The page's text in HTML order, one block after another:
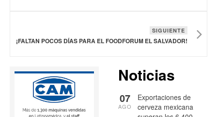
SIGUIENTE
¡FALTAN POCOS DÍAS PARA EL FOODFORUM EL SALVADOR!
Noticias
Exportaciones de
cerveza mexicana
07
AGO